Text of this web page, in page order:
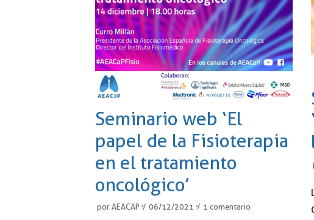
Seminario web ‘El
papel de la Fisioterapia
en el tratamiento
oncológico’
por AEACAP 06/12/2021 1 comentario